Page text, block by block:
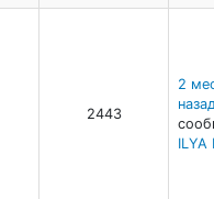
2443
2
ILYA